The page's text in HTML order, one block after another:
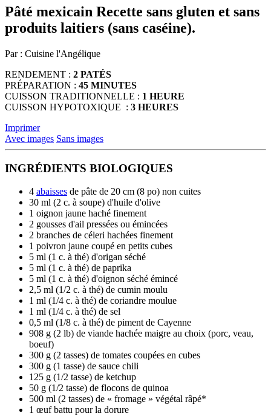
d'appareils
tactiles
peuvent
tels
que
toucher
Pâté mexicain Recette sans gluten et sans
produits laitiers (sans caséine).
Par : Cuisine l'Angélique
RENDEMENT : 2 PATÉS
PRÉPARATION : 45 MINUTES
CUISSON TRADITIONNELLE : 1 HEURE
CUISSON HYPOTOXIQUE : 3 HEURES
Imprimer
Avec images Sans images
INGRÉDIENTS BIOLOGIQUES
4 abaisses de pâte de 20 cm (8 po) non cuites
30 ml (2 c. à soupe) d'huile d'olive
1 oignon jaune haché finement
2 gousses d'ail pressées ou émincées
2 branches de céleri hachées finement
1 poivron jaune coupé en petits cubes
5 ml (1 c. à thé) d'origan séché
5 ml (1 c. à thé) de paprika
5 ml (1 c. à thé) d'oignon séché émincé
2,5 ml (1/2 c. à thé) de cumin moulu
1 ml (1/4 c. à thé) de coriandre moulue
1 ml (1/4 c. à thé) de sel
0,5 ml (1/8 c. à thé) de piment de Cayenne
908 g (2 lb) de viande hachée maigre au choix (porc, veau,
boeuf)
300 g (2 tasses) de tomates coupées en cubes
300 g (1 tasse) de sauce chili
125 g (1/2 tasse) de ketchup
50 g (1/2 tasse) de flocons de quinoa
500 ml (2 tasses) de « fromage » végétal râpé*
1 œuf battu pour la dorure